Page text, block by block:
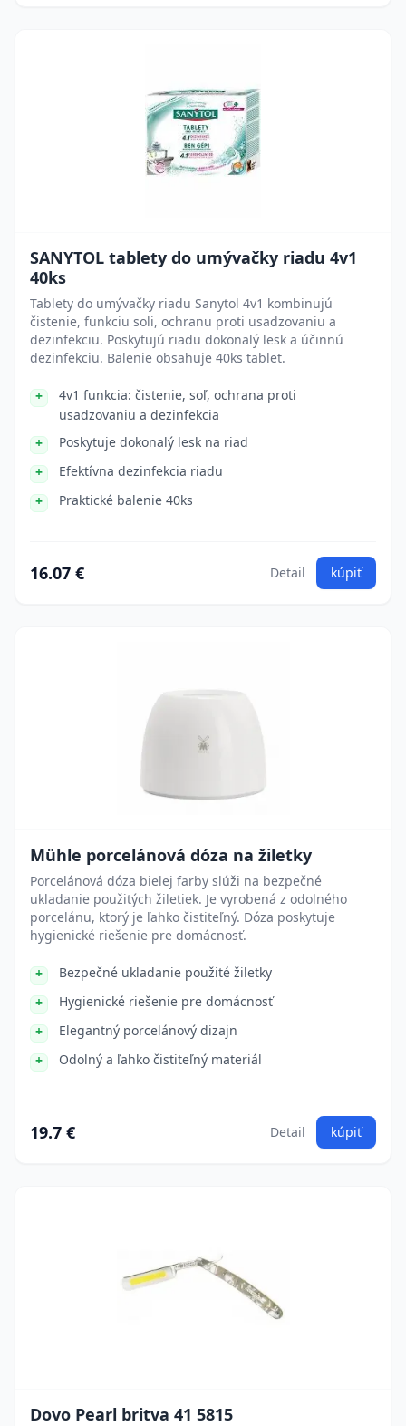
SANYTOL tablety do umývačky riadu 4v1
40ks
Tablety do umývačky riadu Sanytol 4v1 kombinujú
čistenie, funkciu soli, ochranu proti usadzovaniu a
dezinfekciu. Poskytujú riadu dokonalý lesk a účinnú
dezinfekciu. Balenie obsahuje 40ks tablet.
4v1 funkcia: čistenie, soľ, ochrana proti
usadzovaniu a dezinfekcia
Poskytuje dokonalý lesk na riad
Efektívna dezinfekcia riadu
Praktické balenie 40ks
16.07 € Detail kúpiť
Mühle porcelánová dóza na žiletky
Porcelánová dóza bielej farby slúži na bezpečné
ukladanie použitých žiletiek. Je vyrobená z odolného
porcelánu, ktorý je ľahko čistiteľný. Dóza poskytuje
hygienické riešenie pre domácnosť.
Bezpečné ukladanie použité žiletky
Hygienické riešenie pre domácnosť
Elegantný porcelánový dizajn
Odolný a ľahko čistiteľný materiál
19.7 € Detail kúpiť
Dovo Pearl britva 41 5815